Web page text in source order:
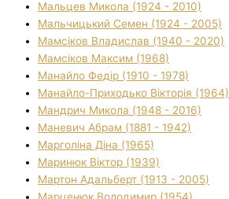
Мальцев Микола (1924 - 2010)
Мальчицький Семен (1924 - 2005)
Мамсіков Владислав (1940 - 2020)
Мамсіков Максим (1968)
Манайло Федір (1910 - 1978)
Манайло-Приходько Вікторія (1964)
Мандрич Микола (1948 - 2016)
Маневич Абрам (1881 - 1942)
Марголіна Діна (1965)
Маринюк Віктор (1939)
Мартон Адальберт (1913 - 2005)
Марценюк Володимир (1954)